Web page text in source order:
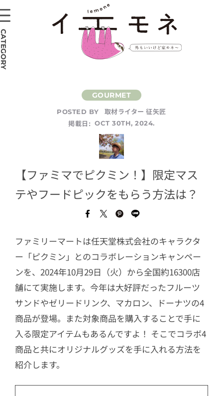
POSTED BY
取材ライター 征矢匠
掲載日: OCT 30TH, 2024.
【ファミマでピクミン！】限定マス
テやフードピックをもらう方法は？
ファミリーマートは任天堂株式会社のキャラクタ
ー「ピクミン」とのコラボレーションキャンペー
ンを、2024年10月29日（火）から全国約16300店
舗にて実施します。今年は大好評だったフルーツ
サンドやゼリードリンク、マカロン、ドーナツの4
商品が登場。また対象商品を購入することで手に
入る限定アイテムもあるんですよ！ そこでコラボ4
商品と共にオリジナルグッズを手に入れる方法を
紹介します。